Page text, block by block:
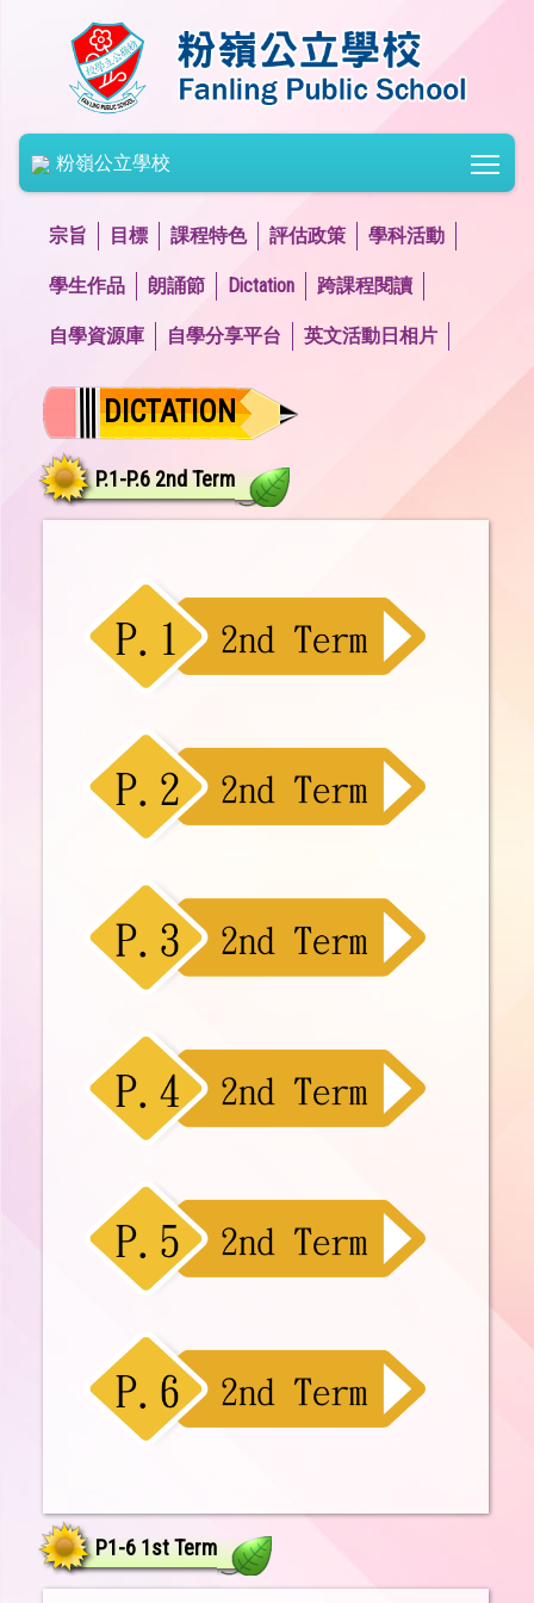
粉嶺公立學校
宗旨 目標 課程特色 評估政策 學科活動
學生作品 朗誦節 Dictation 跨課程閱讀
自學資源庫 自學分享平台 英文活動日相片
DICTATION
P.1-P.6 2nd Term
P1-6 1st Term